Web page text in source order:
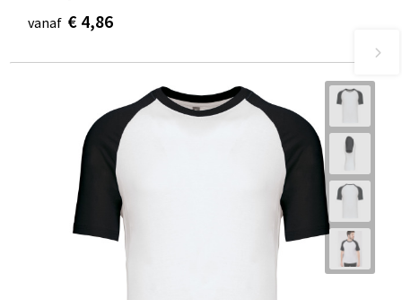
vanaf € 4,86